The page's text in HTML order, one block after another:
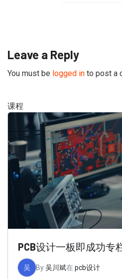
Leave a Reply
You must be logged in to post a
课程
PCB设计一板即成功专
吴 By吴川斌在 pcb设计